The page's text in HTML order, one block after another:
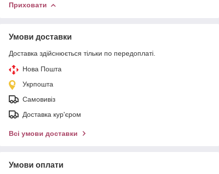
Приховати
Умови доставки
Доставка здійснюється тільки по передоплаті.
Нова Пошта
Укрпошта
Самовивіз
Доставка кур'єром
Всі умови доставки
Умови оплати